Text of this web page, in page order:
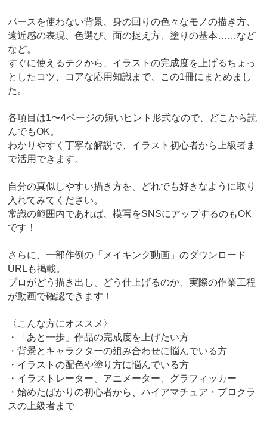
パースを使わない背景、身の回りの色々なモノの描き方、
遠近感の表現、色選び、面の捉え方、塗りの基本……など
など。
すぐに使えるテクから、イラストの完成度を上げるちょっ
としたコツ、コアな応用知識まで、この1冊にまとめまし
た。
各項目は1〜4ページの短いヒント形式なので、どこから読
んでもOK。
わかりやすく丁寧な解説で、イラスト初心者から上級者ま
で活用できます。
自分の真似しやすい描き方を、どれでも好きなように取り
入れてみてください。
常識の範囲内であれば、模写をSNSにアップするのもOK
です！
さらに、一部作例の「メイキング動画」のダウンロード
URLも掲載。
プロがどう描き出し、どう仕上げるのか、実際の作業工程
が動画で確認できます！
〈こんな方にオススメ〉
・「あと一歩」作品の完成度を上げたい方
・背景とキャラクターの組み合わせに悩んでいる方
・イラストの配色や塗り方に悩んでいる方
・イラストレーター、アニメーター、グラフィッカー
・始めたばかりの初心者から、ハイアマチュア・プロクラ
スの上級者まで